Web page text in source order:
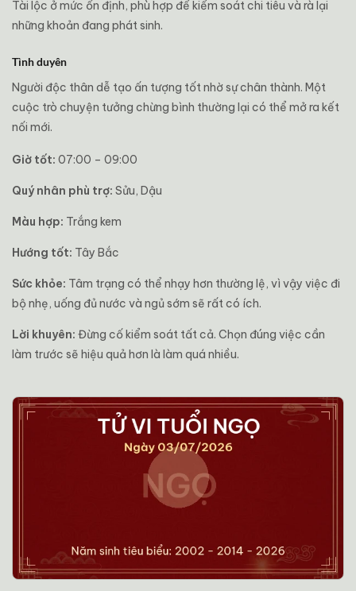
Tài lộc ở mức ổn định, phù hợp để kiểm soát chi tiêu và rà lại
những khoản đang phát sinh.
Tình duyên
Người độc thân dễ tạo ấn tượng tốt nhờ sự chân thành. Một
cuộc trò chuyện tưởng chừng bình thường lại có thể mở ra kết
nối mới.
Giờ tốt: 07:00 – 09:00
Quý nhân phù trợ: Sửu, Dậu
Màu hợp: Trắng kem
Hướng tốt: Tây Bắc
Sức khỏe: Tâm trạng có thể nhạy hơn thường lệ, vì vậy việc đi
bộ nhẹ, uống đủ nước và ngủ sớm sẽ rất có ích.
Lời khuyên: Đừng cố kiểm soát tất cả. Chọn đúng việc cần
làm trước sẽ hiệu quả hơn là làm quá nhiều.